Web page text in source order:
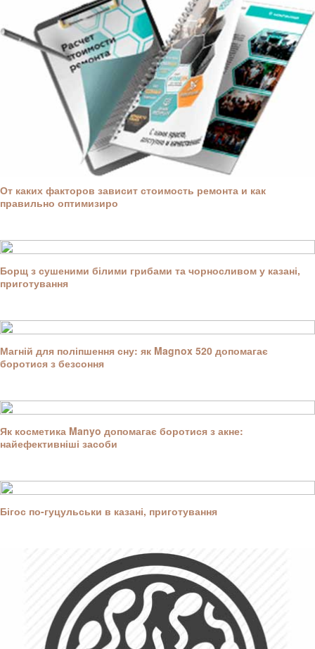
От каких факторов зависит стоимость ремонта и как
правильно оптимизиро
Борщ з сушеними білими грибами та чорносливом у казані,
приготування
Магній для поліпшення сну: як Magnox 520 допомагає
боротися з безсоння
Як косметика Manyo допомагає боротися з акне:
найефективніші засоби
Бігос по-гуцульськи в казані, приготування